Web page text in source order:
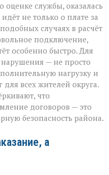
службы, оказалась
не только о плате за
случаях в расчёт
подключение,
особенно быстро. Для
— не просто
нагрузку и
для всех жителей округа.
что
договоров — это
безопасность района.
а